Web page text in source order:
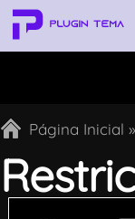
Página Inicial »